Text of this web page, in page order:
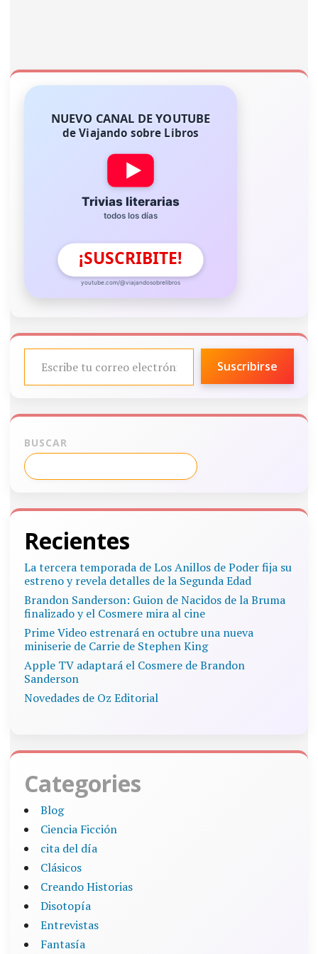
NUEVO CANAL DE YOUTUBE
de Viajando sobre Libros
Trivias literarias
todos los días
¡SUSCRIBITE!
youtube.com/@viajandosobrelibros
ESCRIBE TU CORREO ELECTRÓNICO…
Suscribirse
BUSCAR
Recientes
La tercera temporada de Los Anillos de Poder fija su
estreno y revela detalles de la Segunda Edad
Brandon Sanderson: Guion de Nacidos de la Bruma
finalizado y el Cosmere mira al cine
Prime Video estrenará en octubre una nueva
miniserie de Carrie de Stephen King
Apple TV adaptará el Cosmere de Brandon
Sanderson
Novedades de Oz Editorial
Categories
Blog
Ciencia Ficción
cita del día
Clásicos
Creando Historias
Disotopía
Entrevistas
Fantasía